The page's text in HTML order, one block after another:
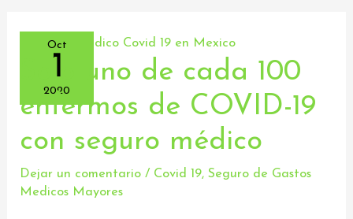
Oct
1
2020
Solo uno de cada 100
enfermos de COVID-19
con seguro médico
Dejar un comentario / Covid 19,Seguro de Gastos
Medicos Mayores
de
cada
enfermos